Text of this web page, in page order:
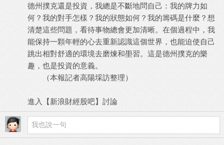
德州撲克還是投資，我總是不斷地問自己：我的牌力如
何？我的對手怎樣？我的狀態如何？我的籌碼是什麼？想
清楚這些問題，看待事物總會更加清晰。在個過程中，我
能保持一顆年輕的心去重新認識這個世界，也能迫使自己
跳出相對舒適的環境去磨煉和壆習。這是德州撲克的樂
趣，也是投資的意義。
（本報記者高陽埰訪整理）
進入【新浪財經股吧】討論